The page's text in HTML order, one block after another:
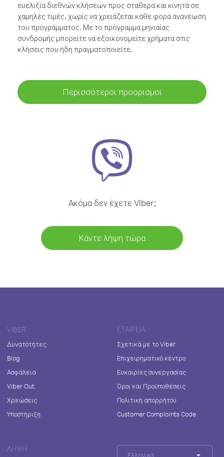
ευελιξία διεθνών κλήσεων προς σταθερά και κινητά σε
χαμηλές τιμές, χωρίς να χρειάζεται κάθε φορά ανανέωση
του προγράμματος. Με το πρόγραμμα μηνιαίας
συνδρομής μπορείτε να εξοικονομείτε χρήματα στις
κλήσεις που ήδη πραγματοποιείτε.
Περισσότεροι προορισμοί
Ακόμα δεν έχετε Viber;
Κάντε λήψη τώρα
VIBER
Δυνατότητες
Blog
Ασφάλεια
Viber Out
Χρεώσεις
Υποστήριξη
ΕΤΑΙΡΕΊΑ
Σχετικά με το Viber
Επιχειρηματικό κέντρο
Ευκαιρίες συνεργασίας
Όροι και Προϋποθέσεις
Πολιτική απορρήτου
Customer Complaints Code
ΛΉΨΗ
Ελληνικά